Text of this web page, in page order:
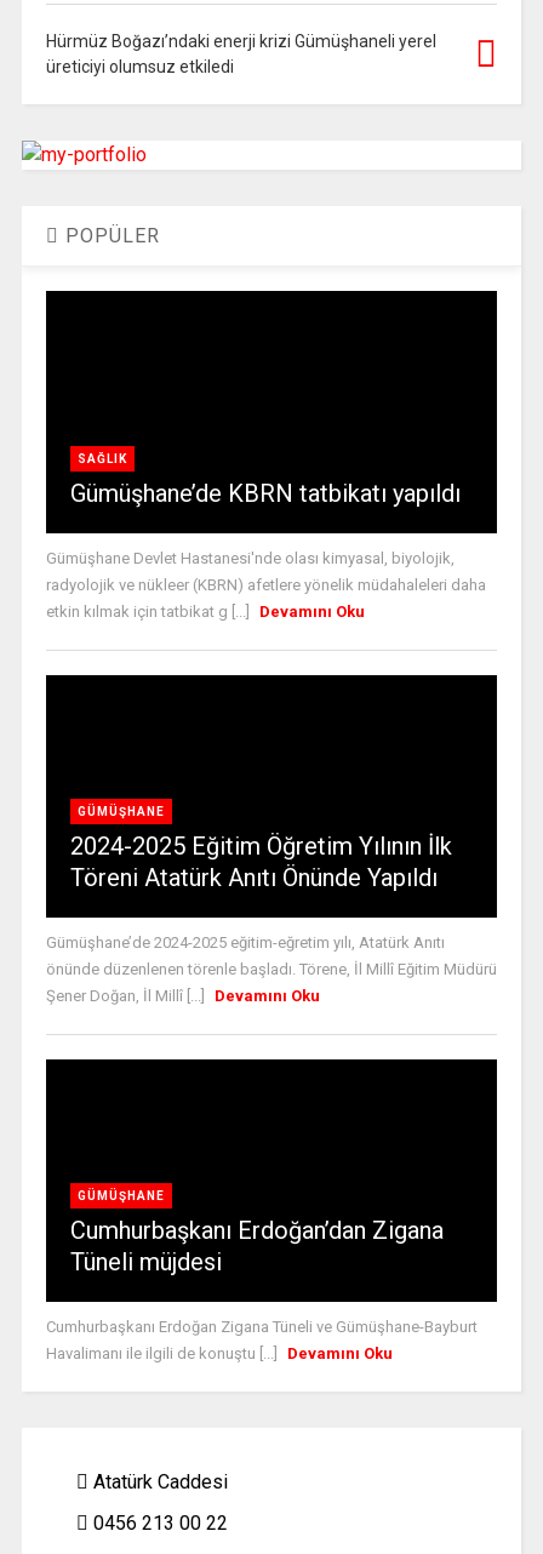
Hürmüz Boğazı’ndaki enerji krizi Gümüşhaneli yerel
üreticiyi olumsuz etkiledi
POPÜLER
SAĞLIK
Gümüşhane’de KBRN tatbikatı yapıldı
Gümüşhane Devlet Hastanesi'nde olası kimyasal, biyolojik,
radyolojik ve nükleer (KBRN) afetlere yönelik müdahaleleri daha
etkin kılmak için tatbikat g [...]
Devamını Oku
GÜMÜŞHANE
2024-2025 Eğitim Öğretim Yılının İlk
Töreni Atatürk Anıtı Önünde Yapıldı
Gümüşhane’de 2024-2025 eğitim-eğretim yılı, Atatürk Anıtı
önünde düzenlenen törenle başladı. Törene, İl Millî Eğitim Müdürü
Şener Doğan, İl Millî [...]
Devamını Oku
GÜMÜŞHANE
Cumhurbaşkanı Erdoğan’dan Zigana
Tüneli müjdesi
Cumhurbaşkanı Erdoğan Zigana Tüneli ve Gümüşhane-Bayburt
Havalimanı ile ilgili de konuştu [...]
Devamını Oku
Atatürk Caddesi
0456 213 00 22